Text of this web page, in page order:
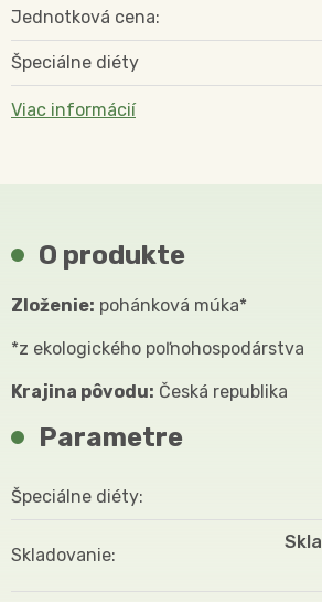
Jednotková cena:
Špeciálne diéty
Viac informácií
O produkte
Zloženie: pohánková múka*
*z ekologického poľnohospodárstva
Krajina pôvodu: Česká republika
Parametre
Špeciálne diéty
Skladovanie